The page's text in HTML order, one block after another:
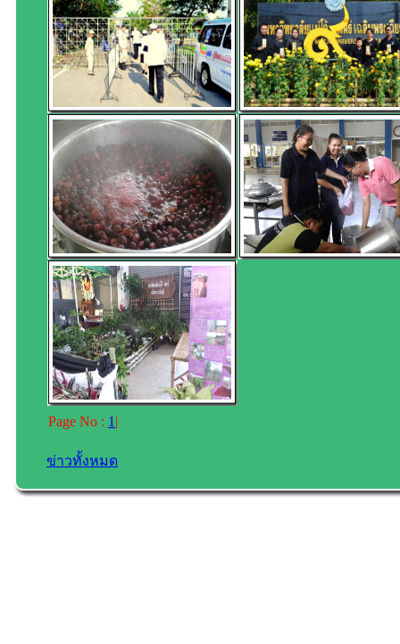
Page No : 1 |
ข่าวทั้งหมด